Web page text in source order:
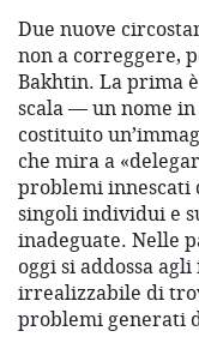
Due nuove
non a correggere,
Bakhtin. La prima
scala — un nome
costituito
che mira a
problemi innescati
singoli individui e
inadeguate. Nelle
oggi si addossa
irrealizzabile di
problemi generati